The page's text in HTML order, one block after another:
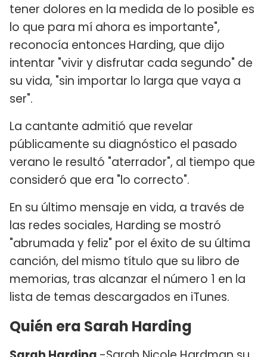
tener dolores en la medida de lo posible es
lo que para mí ahora es importante",
reconocía entonces Harding, que dijo
intentar "vivir y disfrutar cada segundo" de
su vida, "sin importar lo larga que vaya a
ser".
La cantante admitió que revelar
públicamente su diagnóstico el pasado
verano le resultó "aterrador", al tiempo que
consideró que era "lo correcto".
En su último mensaje en vida, a través de
las redes sociales, Harding se mostró
"abrumada y feliz" por el éxito de su última
canción, del mismo título que su libro de
memorias, tras alcanzar el número 1 en la
lista de temas descargados en iTunes.
Quién era Sarah Harding